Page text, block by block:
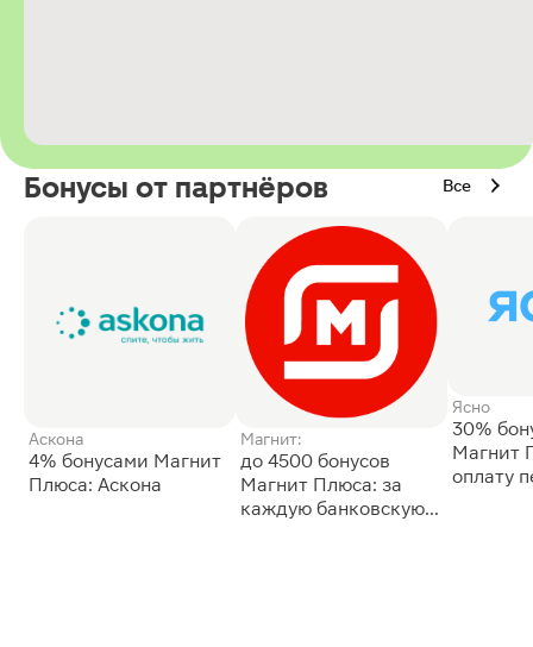
Бонусы от партнёров Все
Аскона
4% бонусами Магнит
Плюса: Аскона
Магнит:
до 4500 бонусов
Магнит Плюса: за
каждую банковскую
Ясно
30%
Магнит
оплату